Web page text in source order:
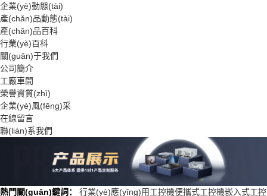
企業(yè)動態(tài)
產(chǎn)品動態(tài)
產(chǎn)品百科
行業(yè)百科
關(guān)于我們
公司簡介
工廠車間
榮譽資質(zhì)
企業(yè)風(fēng)采
在線留言
聯(lián)系我們
熱門關(guān)鍵詞： 行業(yè)應(yīng)用工控機便攜式工控機嵌入式工控